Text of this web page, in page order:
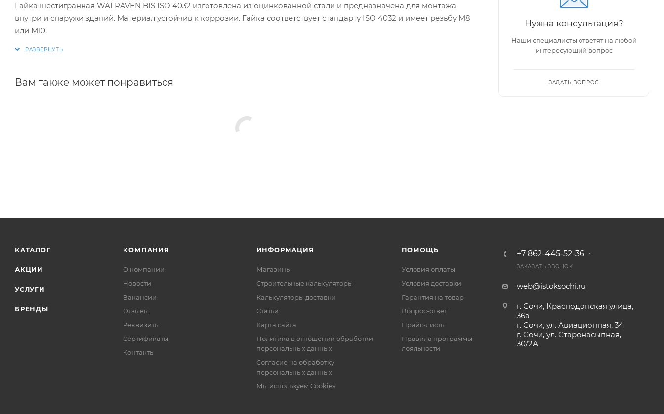
Гайка шестигранная WALRAVEN BIS ISO 4032 изготовлена из оцинкованной стали и предназначена для монтажа
внутри и снаружи зданий. Материал устойчив к коррозии. Гайка соответствует стандарту ISO 4032 и имеет резьбу М8
или М10.
Вам также может понравиться
Нужна консультация?
Наши специалисты ответят на любой
интересующий вопрос
ЗАДАТЬ ВОПРОС
КАТАЛОГ
АКЦИИ
УСЛУГИ
БРЕНДЫ
КОМПАНИЯ
О компании
Новости
Вакансии
Отзывы
Реквизиты
Сертификаты
Контакты
ИНФОРМАЦИЯ
Магазины
Строительные калькуляторы
Калькуляторы доставки
Статьи
Карта сайта
Политика в отношении обработки
персональных данных
Согласие на обработку
персональных данных
Мы используем Cookies
ПОМОЩЬ
Условия оплаты
Условия доставки
Гарантия на товар
Вопрос-ответ
Прайс-листы
Правила программы
лояльности
+7 862-445-52-36
ЗАКАЗАТЬ ЗВОНОК
web@istoksochi.ru
г. Сочи, Краснодонская улица,
36а
г. Сочи, ул. Авиационная, 34
г. Сочи, ул. Старонасыпная,
30/2А